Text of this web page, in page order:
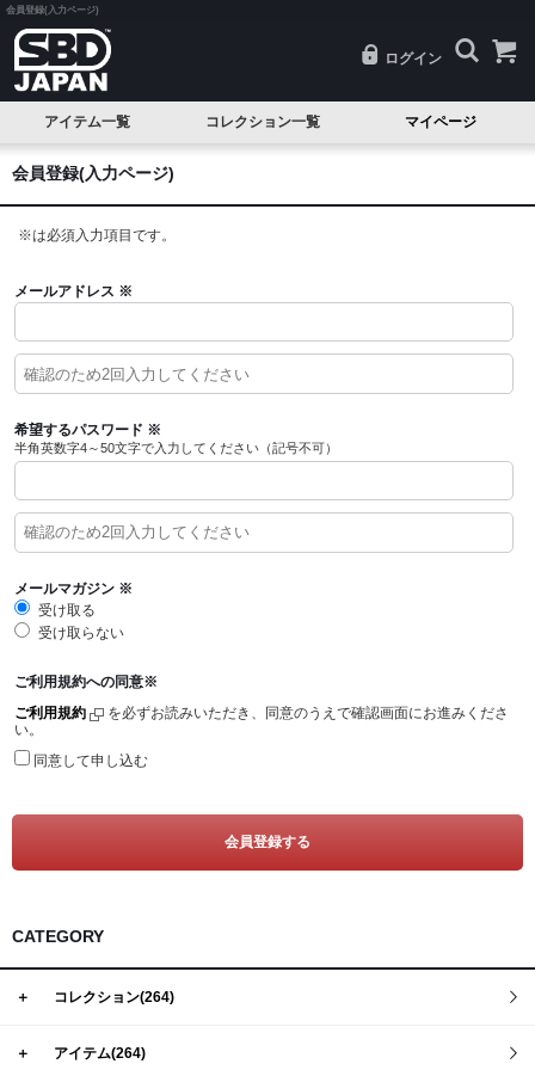
会員登録(入力ページ)
ログイン
アイテム一覧
SALE
試着品
ニースリーブ
ニーラップ
リフティングストラップ
シングレット
Tシャツ
タンクトップ
クロップトップ
スウェットシャツ
ヘッドウェア
コレクション一覧
Serenity(セレニティ)
Forge(フォージ)
Momentum(モメンタム)
Phantom(ファントム)
Defy(デファイ)
マイページ
会員登録(入力ページ)
※は必須入力項目です。
メールアドレス ※
希望するパスワード ※
半角英数字4～50文字で入力してください（記号不可）
メールマガジン ※
受け取る
受け取らない
ご利用規約への同意※
ご利用規約
を必ずお読みいただき、同意のうえで確認画面にお進みくださ
い。
同意して申し込む
CATEGORY
＋ コレクション(264)
＋ アイテム(264)